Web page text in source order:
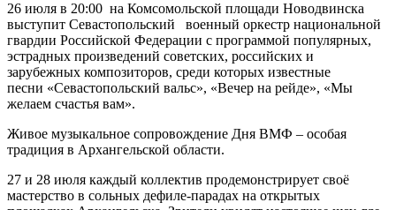
26 июля в 20:00 на Комсомольской площади Новодвинска
выступит Севастопольский военный оркестр национальной
гвардии Российской Федерации с программой популярных,
эстрадных произведений советских, российских и
зарубежных композиторов, среди которых известные
песни «Севастопольский вальс», «Вечер на рейде», «Мы
желаем счастья вам».
Живое музыкальное сопровождение Дня ВМФ – особая
традиция в Архангельской области.
27 и 28 июля каждый коллектив продемонстрирует своё
мастерство в сольных дефиле-парадах на открытых